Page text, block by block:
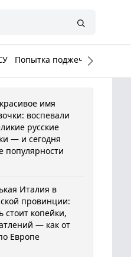
Попытка поджечь Белый
имя
воспевали
русские
— и сегодня
популярности
Италия в
провинции:
стоит копейки,
— как от
Европе